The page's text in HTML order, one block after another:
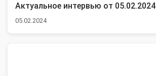
Актуальное интервью от 05.02.2024
05.02.2024